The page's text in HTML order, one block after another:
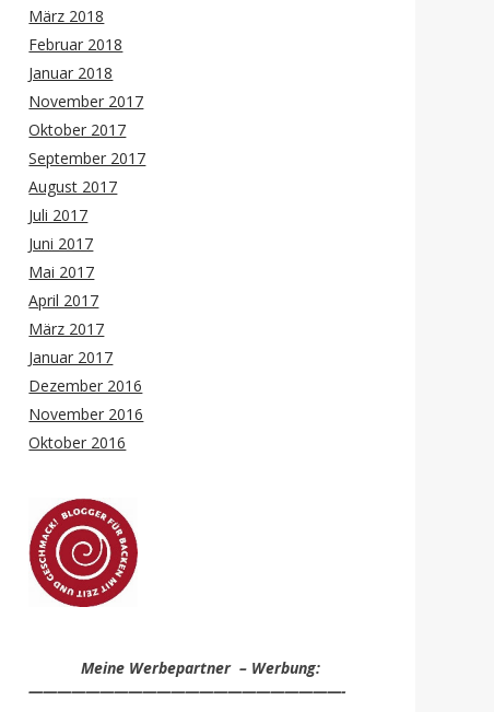
März 2018
Februar 2018
Januar 2018
November 2017
Oktober 2017
September 2017
August 2017
Juli 2017
Juni 2017
Mai 2017
April 2017
März 2017
Januar 2017
Dezember 2016
November 2016
Oktober 2016
Meine Werbepartner – Werbung:
——————————————————————-